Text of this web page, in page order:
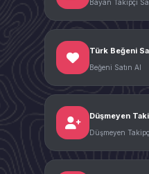
Bayan Takipçi
Türk Beğeni
Beğeni Satın Al
Düşmeyen
Düşmeyen